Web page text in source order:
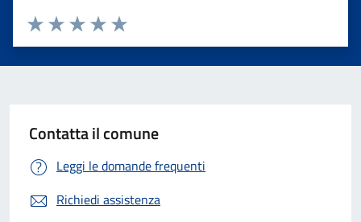
Valuta 5 stelle su 5
Valuta 4 stelle su 5
Valuta 3 stelle su 5
Valuta 2 stelle su 5
Valuta 1 stelle su 5
Contatta il comune
Leggi le domande frequenti
Richiedi assistenza